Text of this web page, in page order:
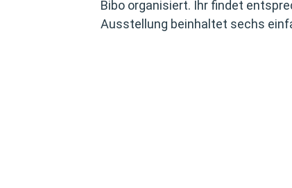
Bibo organisiert. Ihr findet
Ausstellung beinhaltet sechs